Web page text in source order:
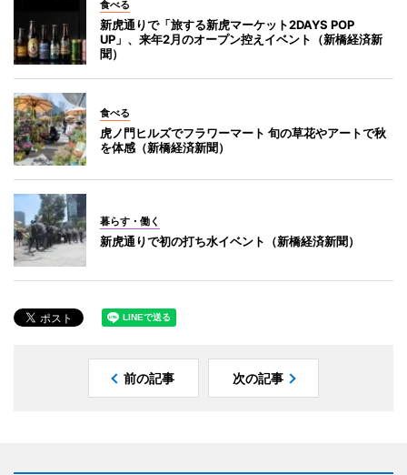
食べる
新虎通りで「旅する新虎マーケット2DAYS POP
UP」、来年2月のオープン控えイベント（新橋経済新
聞）
食べる
虎ノ門ヒルズでフラワーマート 旬の草花やアートで秋
を体感（新橋経済新聞）
暮らす・働く
新虎通りで初の打ち水イベント（新橋経済新聞）
前の記事 次の記事